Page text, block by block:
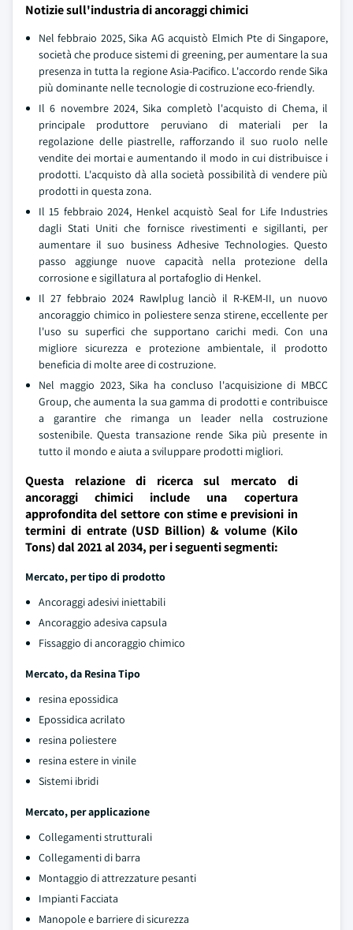
Notizie sull'industria di ancoraggi chimici
Nel febbraio 2025, Sika AG acquistò Elmich Pte di Singapore,
società che produce sistemi di greening, per aumentare la sua
presenza in tutta la regione Asia-Pacifico. L'accordo rende Sika
più dominante nelle tecnologie di costruzione eco-friendly.
Il 6 novembre 2024, Sika completò l'acquisto di Chema, il
principale produttore peruviano di materiali per la
regolazione delle piastrelle, rafforzando il suo ruolo nelle
vendite dei mortai e aumentando il modo in cui distribuisce i
prodotti. L'acquisto dà alla società possibilità di vendere più
prodotti in questa zona.
Il 15 febbraio 2024, Henkel acquistò Seal for Life Industries
dagli Stati Uniti che fornisce rivestimenti e sigillanti, per
aumentare il suo business Adhesive Technologies. Questo
passo aggiunge nuove capacità nella protezione della
corrosione e sigillatura al portafoglio di Henkel.
Il 27 febbraio 2024 Rawlplug lanciò il R-KEM-II, un nuovo
ancoraggio chimico in poliestere senza stirene, eccellente per
l'uso su superfici che supportano carichi medi. Con una
migliore sicurezza e protezione ambientale, il prodotto
beneficia di molte aree di costruzione.
Nel maggio 2023, Sika ha concluso l'acquisizione di MBCC
Group, che aumenta la sua gamma di prodotti e contribuisce
a garantire che rimanga un leader nella costruzione
sostenibile. Questa transazione rende Sika più presente in
tutto il mondo e aiuta a sviluppare prodotti migliori.
Questa relazione di ricerca sul mercato di
ancoraggi chimici include una copertura
approfondita del settore con stime e previsioni in
termini di entrate (USD Billion) & volume (Kilo
Tons) dal 2021 al 2034, per i seguenti segmenti:
Mercato, per tipo di prodotto
Ancoraggi adesivi iniettabili
Ancoraggio adesiva capsula
Fissaggio di ancoraggio chimico
Mercato, da Resina Tipo
resina epossidica
Epossidica acrilato
resina poliestere
resina estere in vinile
Sistemi ibridi
Mercato, per applicazione
Collegamenti strutturali
Collegamenti di barra
Montaggio di attrezzature pesanti
Impianti Facciata
Manopole e barriere di sicurezza